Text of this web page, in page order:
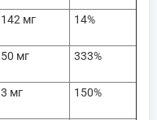
142 мг 14%
50 мг 333%
3 мг 150%